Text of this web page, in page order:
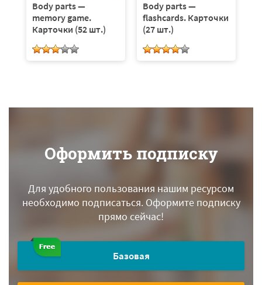
Body parts —
memory game.
Карточки (52 шт.)
Body parts —
flashcards. Карточки
(27 шт.)
Оформить подписку
Для удобного пользования нашим ресурсом
необходимо подписаться.Оформите подписку
прямо сейчас!
Базовая